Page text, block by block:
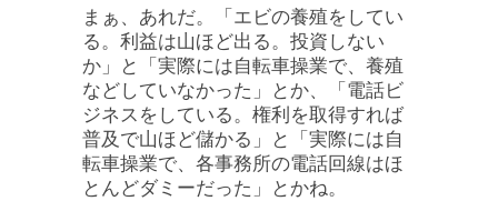
まぁ、あれだ。「エビの養殖をしてい
る。利益は山ほど出る。投資しない
か」と「実際には自転車操業で、養殖
などしていなかった」とか、「電話ビ
ジネスをしている。権利を取得すれば
普及で山ほど儲かる」と「実際には自
転車操業で、各事務所の電話回線はほ
とんどダミーだった」とかね。